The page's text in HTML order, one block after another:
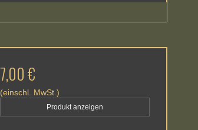
7,00 €
(einschl. MwSt.)
Produkt anzeigen